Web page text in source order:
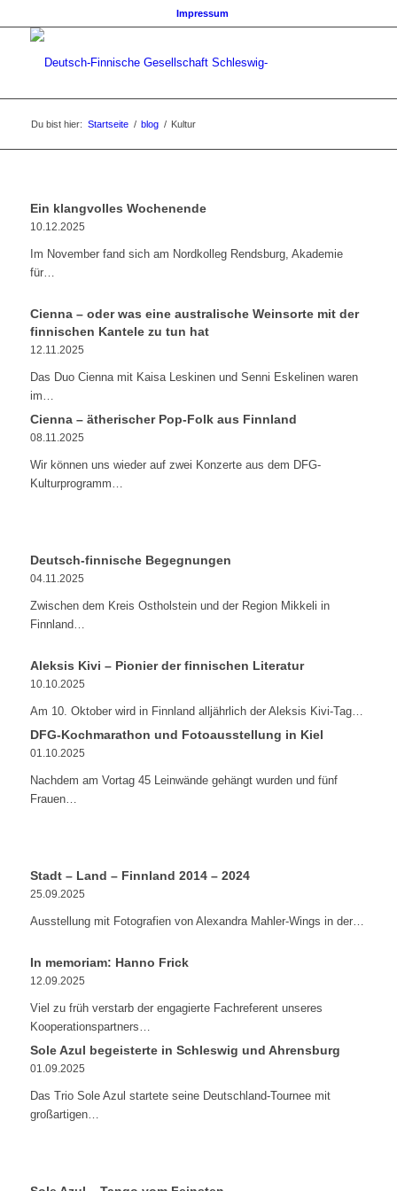
Impressum
Du bist hier: Startseite / blog / Kultur
Ein klangvolles Wochenende
10.12.2025
Im November fand sich am Nordkolleg Rendsburg, Akademie
für…
Cienna – oder was eine australische Weinsorte mit der
finnischen Kantele zu tun hat
12.11.2025
Das Duo Cienna mit Kaisa Leskinen und Senni Eskelinen waren
im…
Cienna – ätherischer Pop-Folk aus Finnland
08.11.2025
Wir können uns wieder auf zwei Konzerte aus dem DFG-
Kulturprogramm…
Deutsch-finnische Begegnungen
04.11.2025
Zwischen dem Kreis Ostholstein und der Region Mikkeli in
Finnland…
Aleksis Kivi – Pionier der finnischen Literatur
10.10.2025
Am 10. Oktober wird in Finnland alljährlich der Aleksis Kivi-Tag…
DFG-Kochmarathon und Fotoausstellung in Kiel
01.10.2025
Nachdem am Vortag 45 Leinwände gehängt wurden und fünf
Frauen…
Stadt – Land – Finnland 2014 – 2024
25.09.2025
Ausstellung mit Fotografien von Alexandra Mahler-Wings in der…
In memoriam: Hanno Frick
12.09.2025
Viel zu früh verstarb der engagierte Fachreferent unseres
Kooperationspartners…
Sole Azul begeisterte in Schleswig und Ahrensburg
01.09.2025
Das Trio Sole Azul startete seine Deutschland-Tournee mit
großartigen…